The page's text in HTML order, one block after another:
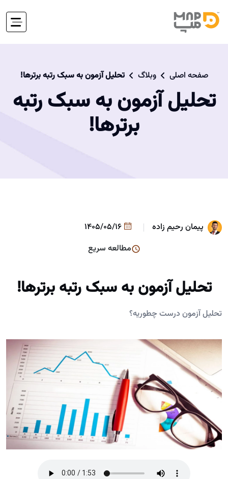
صفحه اصلی وبلاگ تحلیل آزمون به سبک رتبه برترها!
تحلیل آزمون به سبک رتبه
برترها!
پیمان رحیم زاده
مطالعه سریع
تحلیل آزمون به سبک رتبه برترها!
تحلیل آزمون درست چطوریه؟